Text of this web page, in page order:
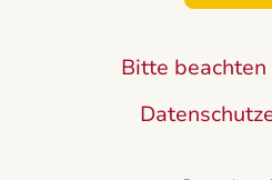
Bitte beachten